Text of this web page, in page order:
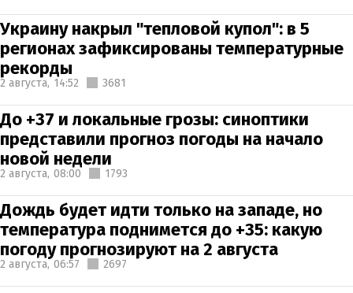
Украину накрыл "тепловой купол": в 5
регионах зафиксированы температурные
рекорды
2 августа, 14:52 3681
До +37 и локальные грозы: синоптики
представили прогноз погоды на начало
новой недели
2 августа, 08:00 1793
Дождь будет идти только на западе, но
температура поднимется до +35: какую
погоду прогнозируют на 2 августа
2 августа, 06:57 2697